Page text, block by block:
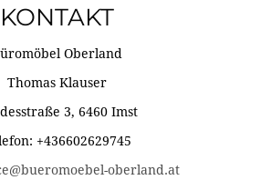
KONTAKT
Oberland
Thomas Klauser
3, 6460 Imst
+436602629745
oberland.at